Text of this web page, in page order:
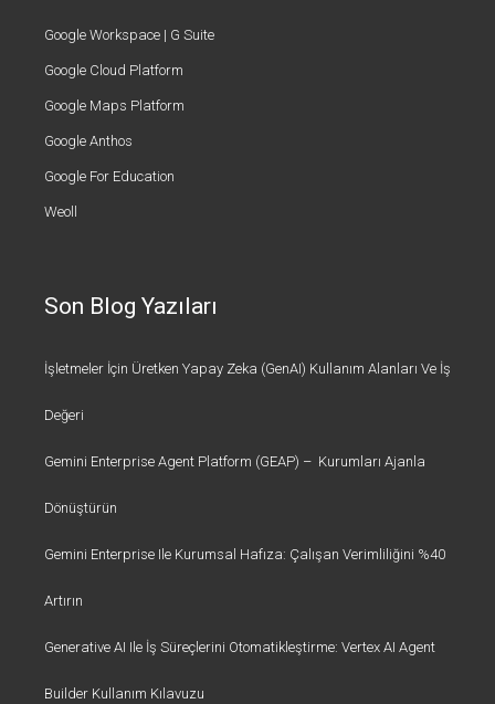
Google Workspace | G Suite
Google Cloud Platform
Google Maps Platform
Google Anthos
Google For Education
Weoll
Son Blog Yazıları
İşletmeler İçin Üretken Yapay Zeka (GenAI) Kullanım Alanları Ve İş
Değeri
Gemini Enterprise Agent Platform (GEAP) – Kurumları Ajanla
Dönüştürün
Gemini Enterprise Ile Kurumsal Hafıza: Çalışan Verimliliğini %40
Artırın
Generative AI Ile İş Süreçlerini Otomatikleştirme: Vertex AI Agent
Builder Kullanım Kılavuzu